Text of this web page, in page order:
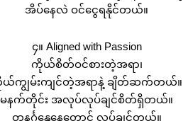
အိပ်နေလဲ ဝင်ငွေရနိုင်တယ်။
၄။ Aligned with Passion
ကိုယ်စိတ်ဝင်စားတဲ့အရာ၊
ကျွမ်းကျင်တဲ့အရာနဲ့ ချိတ်ဆက်တယ်။
မနက်တိုင်း အလုပ်လုပ်ချင်စိတ်ရှိတယ်။
တနင်္ဂနွေနေ့တောင် လုပ်ချင်တယ်။